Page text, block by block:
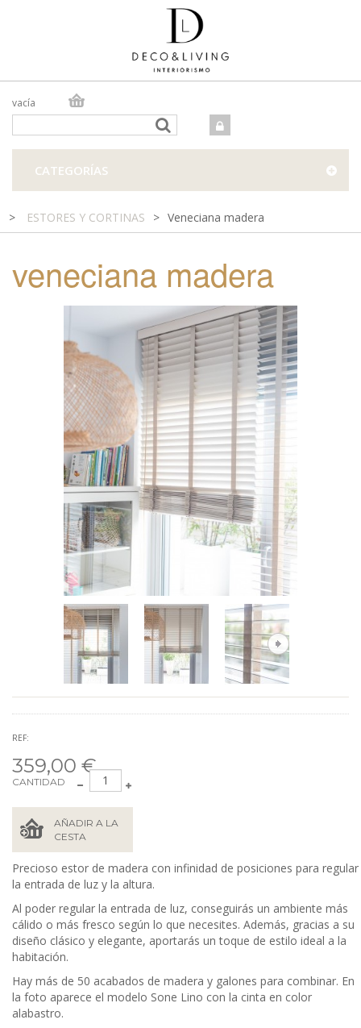
vacía
TIENDA FÍSICA
CATEGORÍAS
> ESTORES Y CORTINAS > Veneciana madera
veneciana madera
REF:
359,00 €
CANTIDAD
AÑADIR A LA
CESTA
Precioso estor de madera con infinidad de posiciones para regular
la entrada de luz y la altura.
Al poder regular la entrada de luz, conseguirás un ambiente más
cálido o más fresco según lo que necesites. Además, gracias a su
diseño clásico y elegante, aportarás un toque de estilo ideal a la
habitación.
Hay más de 50 acabados de madera y galones para combinar. En
la foto aparece el modelo Sone Lino con la cinta en color
alabastro.